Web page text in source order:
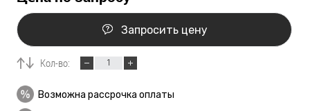
Запросить цену
Кол-во:
Возможна рассрочка оплаты